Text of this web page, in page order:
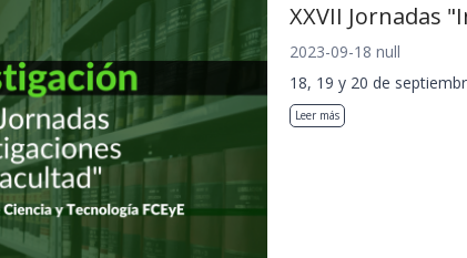
XXVII Jornadas
2023-09-18 null
18, 19 y 20 de
Leer más